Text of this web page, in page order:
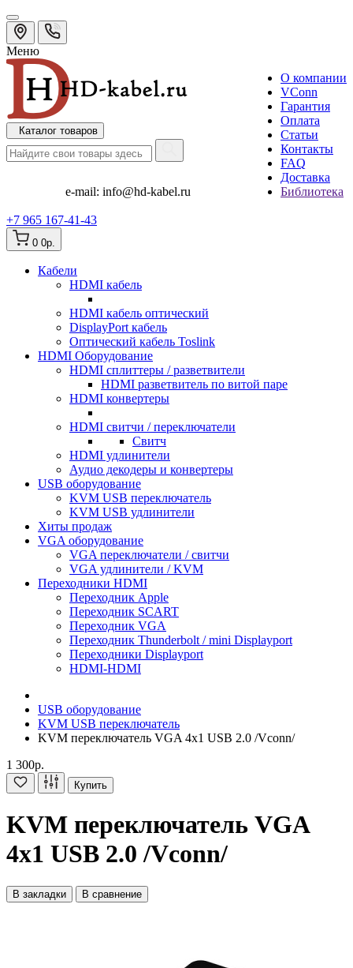
Меню
О компании
VConn
Гарантия
Оплата
Статьи
Контакты
FAQ
Доставка
Библиотека
Каталог товаров
e-mail: info@hd-kabel.ru
+7 965 167-41-43
0 0р.
Кабели
HDMI кабель
HDMI кабель оптический
DisplayPort кабель
Оптический кабель Toslink
HDMI Оборудование
HDMI сплиттеры / разветвители
HDMI разветвитель по витой паре
HDMI конвертеры
HDMI свитчи / переключатели
Свитч
HDMI удлинители
Аудио декодеры и конвертеры
USB оборудование
KVM USB переключатель
KVM USB удлинители
Хиты продаж
VGA оборудование
VGA переключатели / свитчи
VGA удлинители / KVM
Переходники HDMI
Переходник Apple
Переходник SCART
Переходник VGA
Переходник Thunderbolt / mini Displayport
Переходники Displayport
HDMI-HDMI
USB оборудование
KVM USB переключатель
KVM переключатель VGA 4х1 USB 2.0 /Vconn/
1 300р.
Купить
KVM переключатель VGA
4х1 USB 2.0 /Vconn/
В закладки В сравнение